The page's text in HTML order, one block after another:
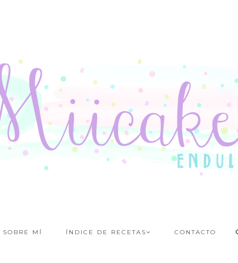
SOBRE MÍ ÍNDICE DE RECETAS CONTACTO